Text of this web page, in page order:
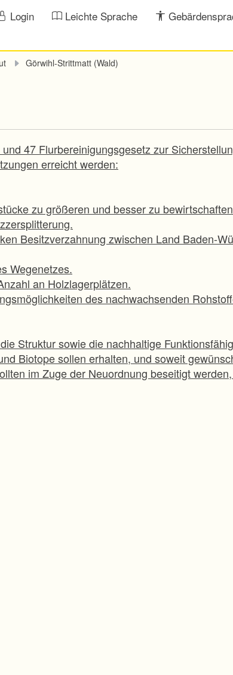
Login Leichte Sprache
Görwihl-Strittmatt (Wald)
47 Flurbereinigungsgesetz zur
erreicht werden:
zu größeren und besser zu
Besitzverzahnung zwischen Land Baden-
Wegenetzes.
an Holzlagerplätzen.
des nachwachsenden
Struktur sowie die nachhaltige
Biotope sollen erhalten, und soweit
im Zuge der Neuordnung beseitigt